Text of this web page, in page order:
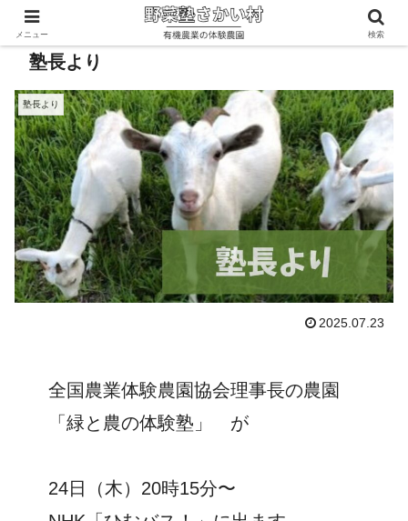
塾長より
塾長より
2025.07.23
全国農業体験農園協会理事長の農園
「緑と農の体験塾」 が
24日（木）20時15分〜
メニュー 検索